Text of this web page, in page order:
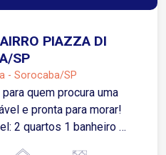
PIAZZA DI
SP
- Sorocaba/SP
quem procura uma
e pronta para morar!
+